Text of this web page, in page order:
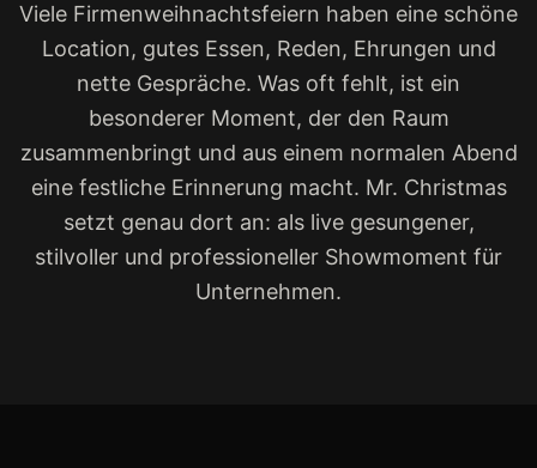
Viele Firmenweihnachtsfeiern haben eine schöne
Location, gutes Essen, Reden, Ehrungen und
nette Gespräche. Was oft fehlt, ist ein
besonderer Moment, der den Raum
zusammenbringt und aus einem normalen Abend
eine festliche Erinnerung macht. Mr. Christmas
setzt genau dort an: als live gesungener,
stilvoller und professioneller Showmoment für
Unternehmen.